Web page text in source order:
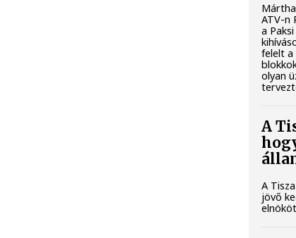
ATV-n
a
felelt a
olyan
A
A
jövő